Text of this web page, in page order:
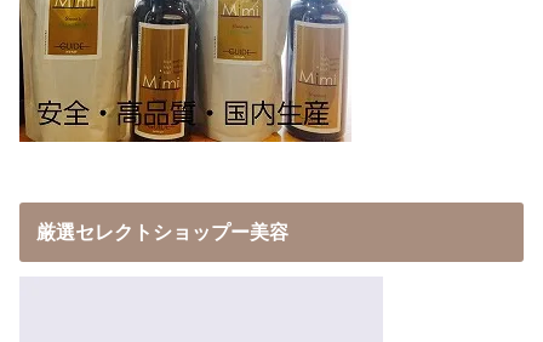
厳選セレクトショップー美容